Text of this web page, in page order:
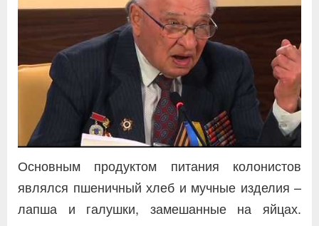
Основным продуктом питания колонистов
являлся пшеничный хлеб и мучные изделия –
лапша и галушки, замешанные на яйцах.